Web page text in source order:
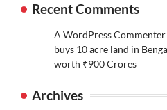
Recent Comments
A WordPress Commenter
buys 10 acre land in
worth ₹900 Crores
Archives